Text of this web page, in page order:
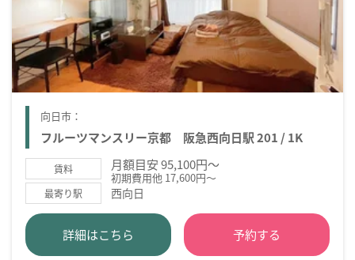
向日市：
フルーツマンスリー京都 阪急西向日駅 201 / 1K
賃料 月額目安 95,100円～
初期費用他 17,600円～
最寄り駅 西向日
詳細はこちら 予約する